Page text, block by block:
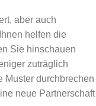
aber auch
helfen die
Sie hinschauen
zuträglich
Muster durchbrechen
neue Partnerschaft